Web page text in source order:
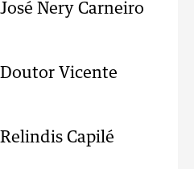
Nery Carneiro
Vicente
Capilé